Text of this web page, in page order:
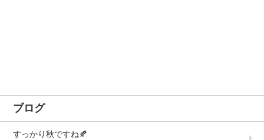
ブログ
すっかり秋ですね🍂